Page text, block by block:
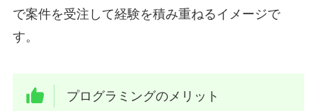
で案件を受注して経験を積み重ねるイメージで
す。
プログラミングのメリット